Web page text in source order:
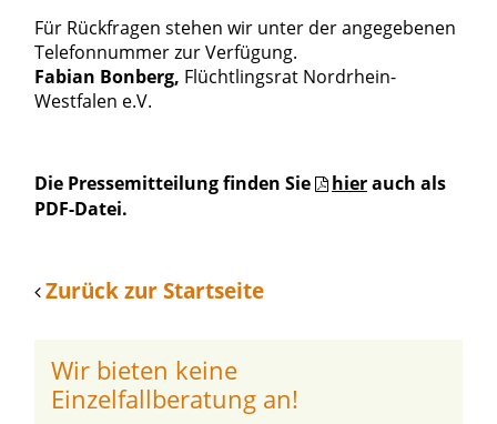
Für Rückfragen stehen wir unter der angegebenen
Telefonnummer zur Verfügung.
Fabian Bonberg, Flüchtlingsrat Nordrhein-
Westfalen e.V.
Die Pressemitteilung finden Sie hierauch als
PDF-Datei.
Zurück zur Startseite
Wir bieten keine
Einzelfallberatung an!